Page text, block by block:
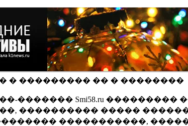
� ��������� �� � ��������
������� Smi58.ru
���������� �����
�����������,